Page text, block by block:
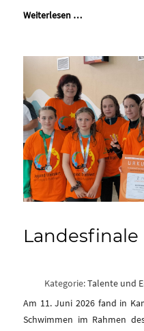
Weiterlesen …
Kategorie:Talente und
Am 11. Juni 2026 fand in
Schwimmen im Rahmen